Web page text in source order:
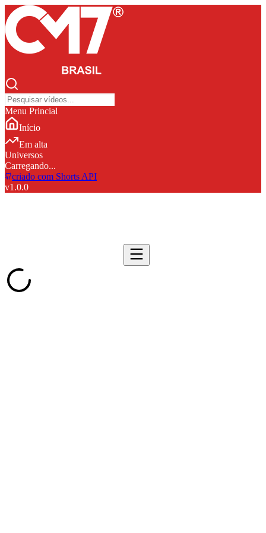
Menu Princial
Início
Em alta
Universos
Carregando...
criado com Shorts API
v1.0.0